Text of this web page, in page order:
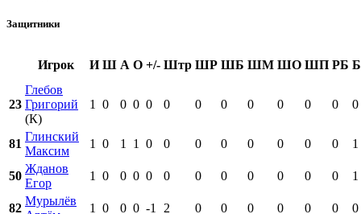
Защитники
Игрок И Ш А О +/- Штр ШР ШБ ШМ ШО ШП РБ
23
Глебов
Григорий
(К)
1 0 0 0 0 0 0 0 0 0 0 0 0
81
Глинский
Максим
1 0 1 1 0 0 0 0 0 0 0 0 1
50
Жданов
Егор
1 0 0 0 0 0 0 0 0 0 0 0 1
82
Мурылёв
1 0 0 0 -1 2 0 0 0 0 0 0 0